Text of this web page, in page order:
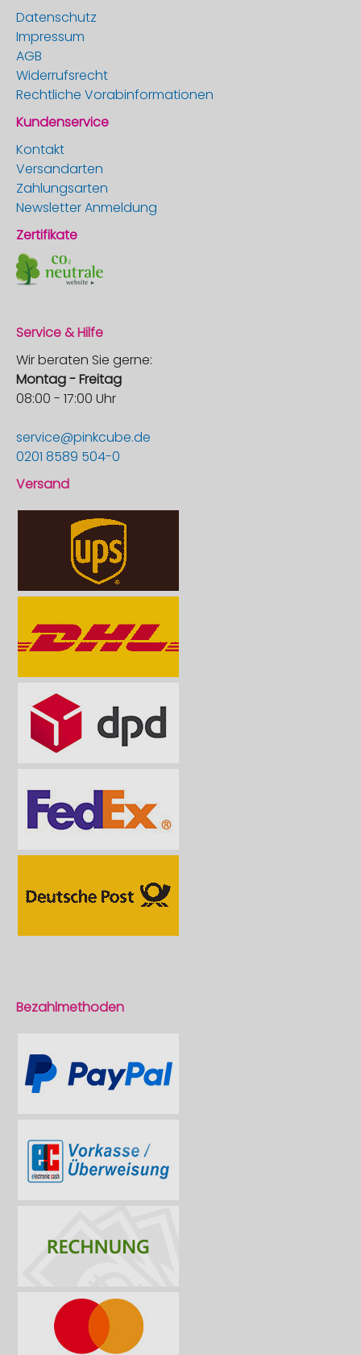
Datenschutz
Impressum
AGB
Widerrufsrecht
Rechtliche Vorabinformationen
Kundenservice
Kontakt
Versandarten
Zahlungsarten
Newsletter Anmeldung
Zertifikate
Service & Hilfe
Wir beraten Sie gerne:
Montag - Freitag
08:00 - 17:00 Uhr
service@pinkcube.de
0201 8589 504-0
Versand
Bezahlmethoden